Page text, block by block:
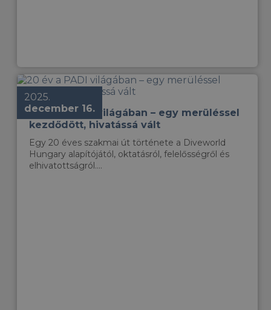
2025.
december 16.
20 év a PADI világában – egy merüléssel
kezdődött, hivatássá vált
Egy 20 éves szakmai út története a Diveworld
Hungary alapítójától, oktatásról, felelősségről és
elhivatottságról....